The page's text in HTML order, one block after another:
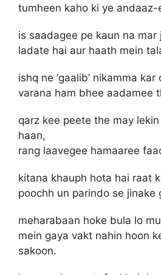
tumheen kaho ki ye
is saadagee pe kaun na mar
ladate hai aur haath mein
ishq ne ‘gaalib’ nikamma kar
varana ham bhee aadamee
qarz kee peete the may
haan,
rang laavegee hamaaree
kitana khauph hota hai raat
poochh un parindo se jinake
meharabaan hoke bula lo
mein gaya vakt nahin hoon
sakoon.